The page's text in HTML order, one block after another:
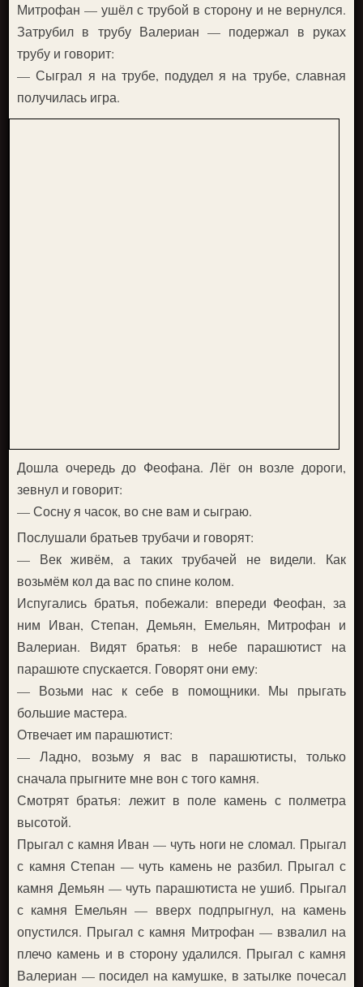
Митрофан — ушёл с трубой в сторону и не вернулся.
Затрубил в трубу Валериан — подержал в руках
трубу и говорит:
— Сыграл я на трубе, подудел я на трубе, славная
получилась игра.
Дошла очередь до Феофана. Лёг он возле дороги,
зевнул и говорит:
— Сосну я часок, во сне вам и сыграю.
Послушали братьев трубачи и говорят:
— Век живём, а таких трубачей не видели. Как
возьмём кол да вас по спине колом.
Испугались братья, побежали: впереди Феофан, за
ним Иван, Степан, Демьян, Емельян, Митрофан и
Валериан. Видят братья: в небе парашютист на
парашюте спускается. Говорят они ему:
— Возьми нас к себе в помощники. Мы прыгать
большие мастера.
Отвечает им парашютист:
— Ладно, возьму я вас в парашютисты, только
сначала прыгните мне вон с того камня.
Смотрят братья: лежит в поле камень с полметра
высотой.
Прыгал с камня Иван — чуть ноги не сломал. Прыгал
с камня Степан — чуть камень не разбил. Прыгал с
камня Демьян — чуть парашютиста не ушиб. Прыгал
с камня Емельян — вверх подпрыгнул, на камень
опустился. Прыгал с камня Митрофан — взвалил на
плечо камень и в сторону удалился. Прыгал с камня
Валериан — посидел на камушке, в затылке почесал